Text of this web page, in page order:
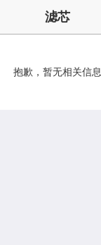
滤芯
抱歉，暂无相关信息